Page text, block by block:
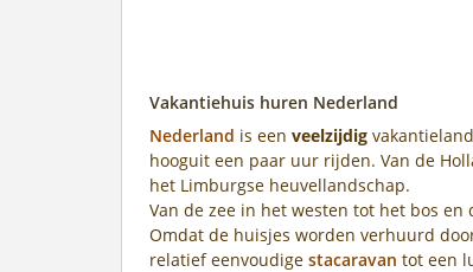
Vakantiehuis huren Nederland
Nederland is een veelzijdig
hooguit een paar uur rijden. Van de
het Limburgse heuvellandschap.
Van de zee in het westen tot het bos
Omdat de huisjes worden verhuurd
relatief eenvoudige stacaravan tot een